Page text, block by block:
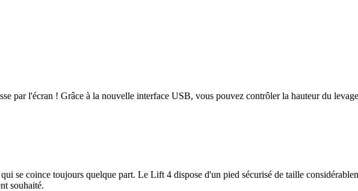
par l'écran ! Grâce à la nouvelle interface USB, vous pouvez contrôler la hauteur du
se coince toujours quelque part. Le Lift 4 dispose d'un pied sécurisé de taille
souhaité.